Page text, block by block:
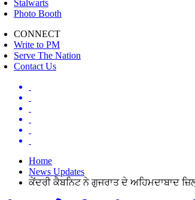
Stalwarts
Photo Booth
CONNECT
Write to PM
Serve The Nation
Contact Us
Home
News Updates
ਕੇਂਦਰੀ ਕੈਬਨਿਟ ਨੇ ਗੁਜਰਾਤ ਦੇ ਅਹਿਮਦਾਬਾਦ